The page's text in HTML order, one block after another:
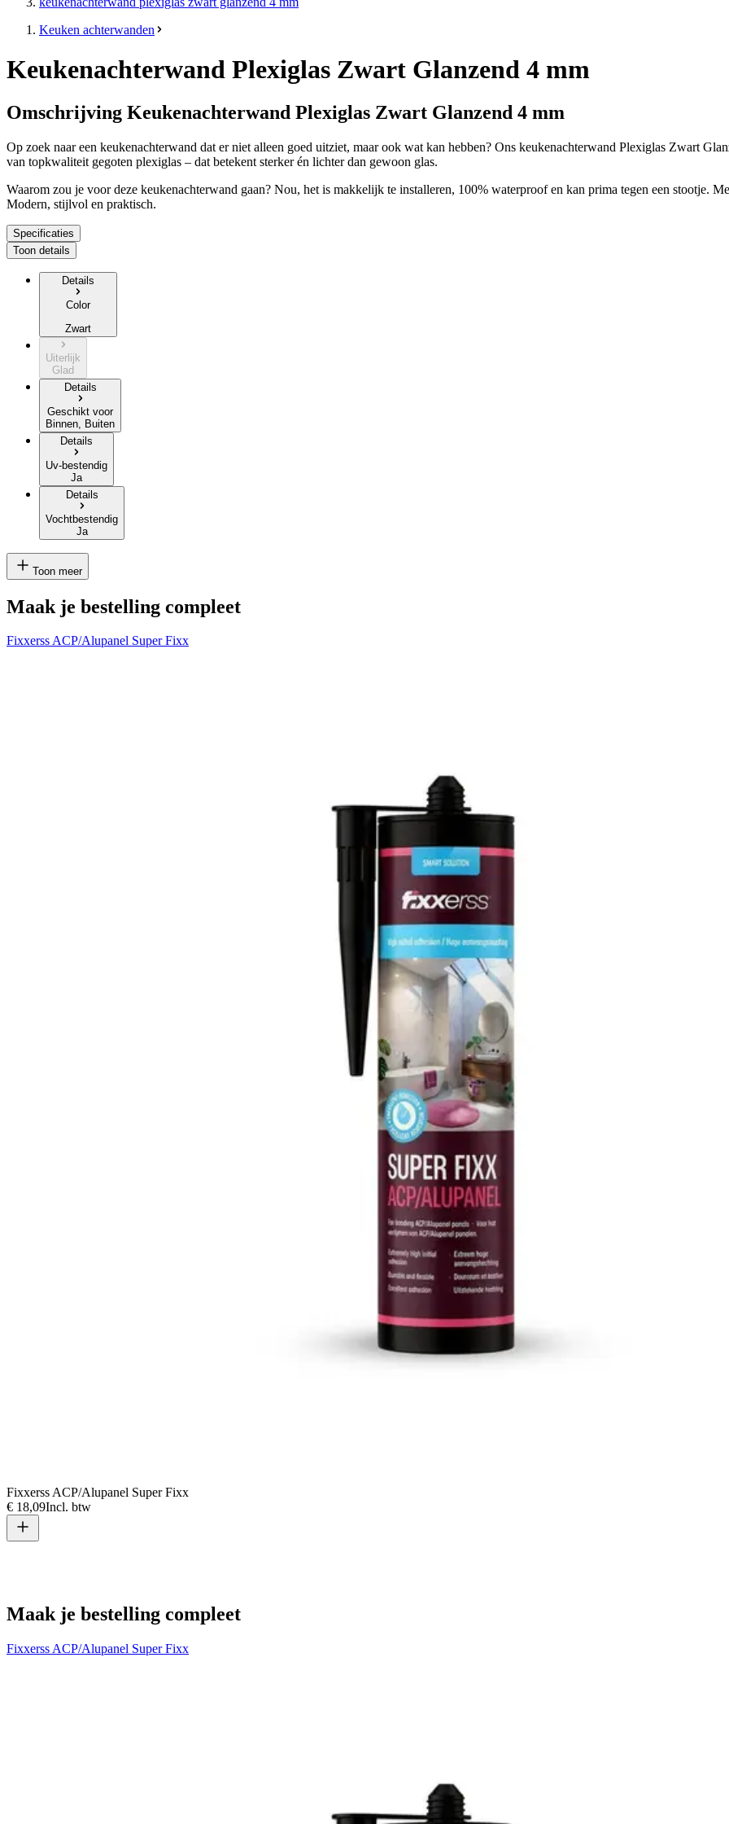
Keuken achterwanden
Keukenachterwand Plexiglas Zwart Glanzend 4 mm
Omschrijving Keukenachterwand Plexiglas Zwart Glanzend 4 mm
Op zoek naar een keukenachterwand dat er niet alleen goed uitziet, maar ook wat kan hebben? Ons keukenachterwand Plexiglas Zwart
van topkwaliteit gegoten plexiglas – dat betekent sterker én lichter dan gewoon glas.
Waarom zou je voor deze keukenachterwand gaan? Nou, het is makkelijk te installeren, 100% waterproof en kan prima tegen een stootje.
Modern, stijlvol en praktisch.
Specificaties
Toon details
Details
Color
Zwart
Uiterlijk
Glad
Details
Geschikt voor
Binnen, Buiten
Details
Uv-bestendig
Ja
Details
Vochtbestendig
Ja
Toon meer
Maak je bestelling compleet
Fixxerss ACP/Alupanel Super Fixx
Fixxerss ACP/Alupanel Super Fixx
€ 18,09Incl. btw
Maak je bestelling compleet
Fixxerss ACP/Alupanel Super Fixx